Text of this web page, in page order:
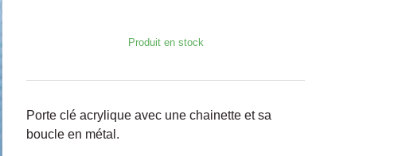
Produit en stock
Porte clé acrylique avec une chainette et sa
boucle en métal.